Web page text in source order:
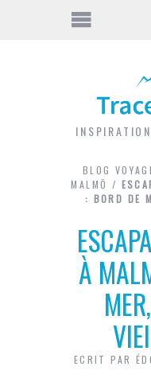
BLOG
MALMÖ /
: BORD DE
À
ECRIT PAR